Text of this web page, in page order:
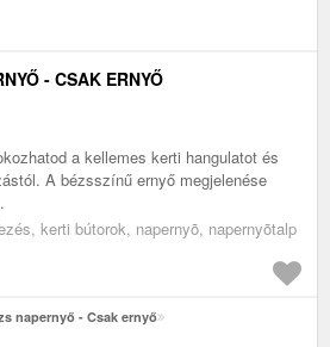
- CSAK ERNYŐ
a kellemes kerti hangulatot és
A bézsszínű ernyő megjelenése
kerti bútorok, napernyõ, napernyõtalp
napernyő - Csak ernyő